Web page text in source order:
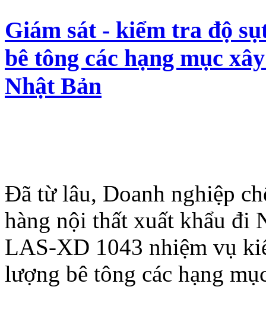
Giám sát - kiểm tra độ
bê tông các hạng mục
Nhật Bản
Đã từ lâu, Doanh nghiệp
hàng nội thất xuất khẩu đi
LAS-XD 1043 nhiệm vụ
lượng bê tông các hạng